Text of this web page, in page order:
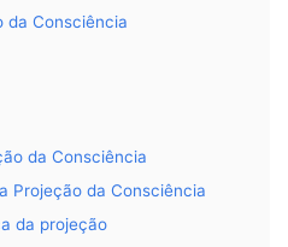
da Consciência
da Consciência
Projeção da Consciência
da projeção